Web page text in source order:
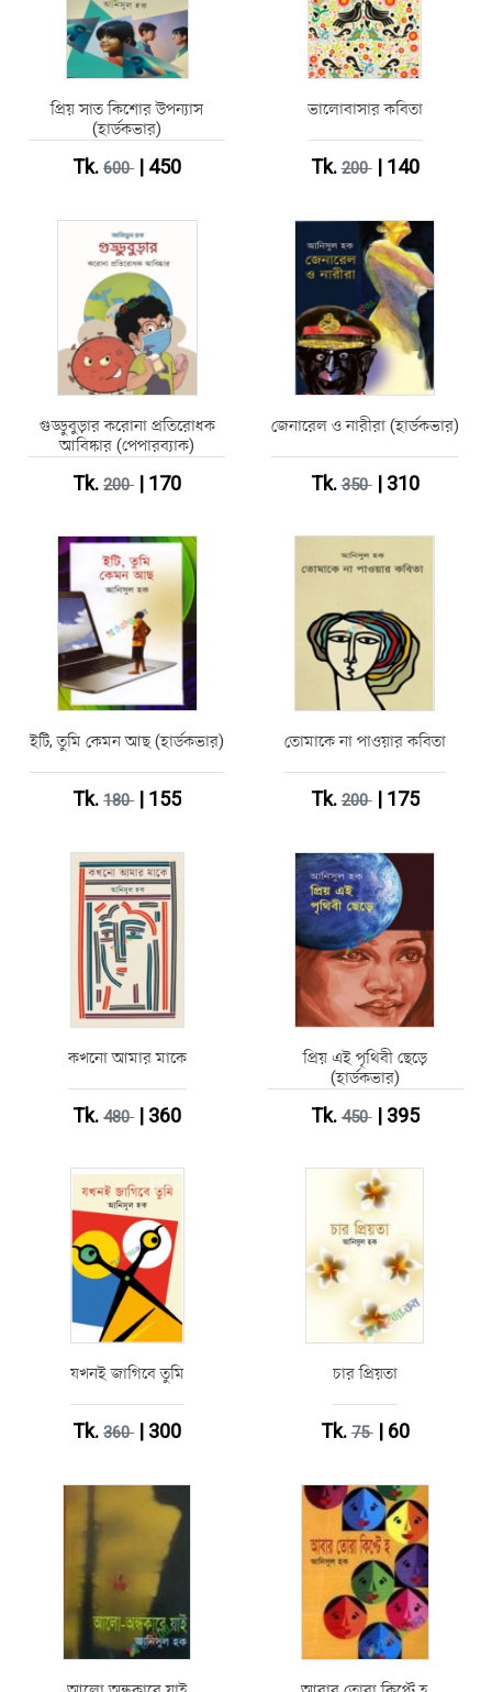
প্রিয় সাত কিশোর উপন্যাস
(হার্ডকভার)
Tk.600| 450
ভালোবাসার কবিতা
Tk.200| 140
গুড্ডুবুড়ার করোনা প্রতিরোধক
আবিষ্কার (পেপারব্যাক)
Tk.200| 170
জেনারেল ও নারীরা (হার্ডকভার)
Tk.350| 310
ইটি, তুমি কেমন আছ (হার্ডকভার)
Tk.180| 155
তোমাকে না পাওয়ার কবিতা
Tk.200| 175
কখনো আমার মাকে
Tk.480| 360
প্রিয় এই পৃথিবী ছেড়ে
(হার্ডকভার)
Tk.450| 395
যখনই জাগিবে তুমি
Tk.360| 300
চার প্রিয়তা
Tk.75| 60